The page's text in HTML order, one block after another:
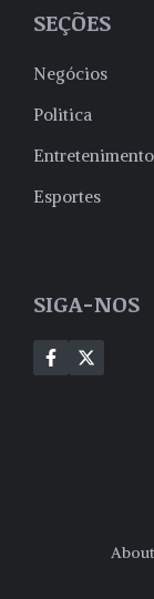
SEÇÕES
Negócios
Politica
Entretenimento
Esportes
SIGA-NOS